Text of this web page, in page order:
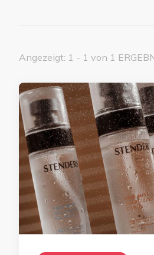
Angezeigt: 1 - 1 von 1